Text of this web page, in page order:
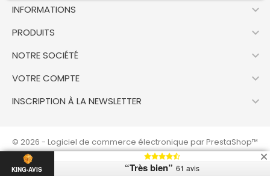
INFORMATIONS 
PRODUITS 
NOTRE SOCIÉTÉ 
VOTRE COMPTE 
INSCRIPTION À LA NEWSLETTER 
© 2026 - Logiciel de commerce électronique par PrestaShop™
KING-AVIS “Très bien” 61 avis